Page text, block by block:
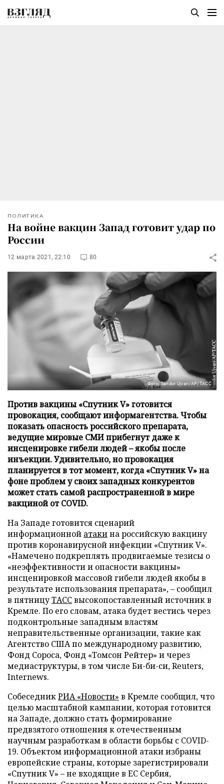
ПОЛИТИКА
На войне вакцин Запад готовит удар по
России
12 марта 2021, 22:10 80
Фото: Sandor Ujvari/АР/ТАСС
Против вакцины «Спутник V» готовится
провокация, сообщают информагентства. Чтобы
показать опасность российского препарата,
ведущие мировые СМИ прибегнут даже к
инсценировке гибели людей – якобы после
инъекции. Удивительно, но провокация
планируется в тот момент, когда «Спутник V» на
фоне проблем у своих западных конкурентов
может стать самой распространенной в мире
вакциной от COVID.
На Западе готовится сценарий
информационной атакина российскую вакцину
против коронавирусной инфекции «Спутник V».
«Намечено подкреплять продвигаемые тезисы о
«неэффективности и опасности вакцины»
инсценировкой массовой гибели людей якобы в
результате использования препарата», – сообщил
в пятницуТАССвысокопоставленный источник в
Кремле. По его словам, атака будет вестись через
подконтрольные западным властям
неправительственные организации, такие как
Агентство США по международному развитию,
Фонд Сороса, Фонд «Томсон Рейтер» и через
медиаструктуры, в том числе Би-би-си, Reuters,
Internews.
СобеседникРИА «Новости» в Кремле сообщил, что
целью масштабной кампании, которая готовится
на Западе, должно стать формирование
предвзятого отношения к отечественным
научным разработкам в области борьбы с COVID-
19. Объектом информационной атаки избраны
европейские страны, которые зарегистрировали
«Спутник V» – не входящие в ЕС Сербия,